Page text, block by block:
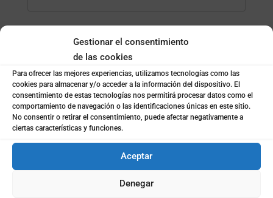
Gestionar el consentimiento
de las cookies
Para ofrecer las mejores experiencias, utilizamos tecnologías como las
cookies para almacenar y/o acceder a la información del dispositivo. El
consentimiento de estas tecnologías nos permitirá procesar datos como el
comportamiento de navegación o las identificaciones únicas en este sitio.
No consentir o retirar el consentimiento, puede afectar negativamente a
ciertas características y funciones.
Aceptar
Denegar
Localidad *
¿Empresa o particular?
Empresa
Nombre de la empresa*